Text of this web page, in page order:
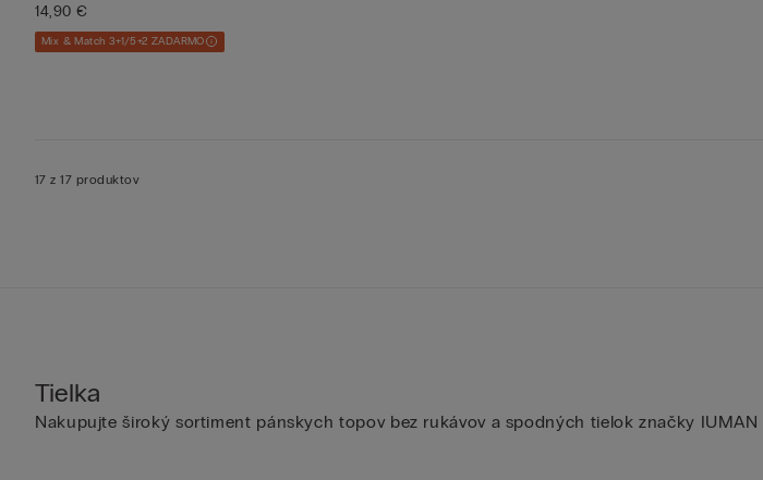
14,90 €
Mix & Match 3+1/5+2 ZADARMO
17 z 17 produktov
Tielka
Nakupujte široký sortiment pánskych topov bez rukávov a spodných tielok značky